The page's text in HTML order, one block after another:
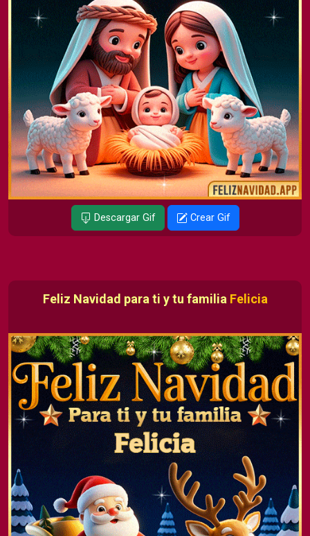
Descargar Gif Crear Gif
Feliz Navidad para ti y tu familia Felicia